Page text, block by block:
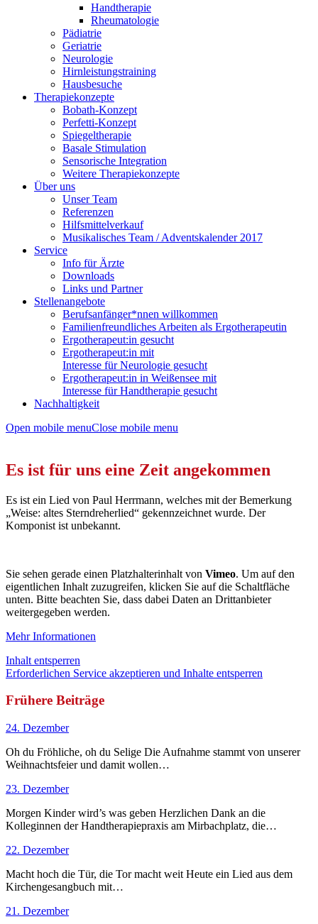
Handtherapie
Rheumatologie
Pädiatrie
Geriatrie
Neurologie
Hirnleistungstraining
Hausbesuche
Therapiekonzepte
Bobath-Konzept
Perfetti-Konzept
Spiegeltherapie
Basale Stimulation
Sensorische Integration
Weitere Therapiekonzepte
Über uns
Unser Team
Referenzen
Hilfsmittelverkauf
Musikalisches Team / Adventskalender 2017
Service
Info für Ärzte
Downloads
Links und Partner
Stellenangebote
Berufsanfänger*nnen willkommen
Familienfreundliches Arbeiten als Ergotherapeutin
Ergotherapeut:in gesucht
Ergotherapeut:in mit
Interesse für Neurologie gesucht
Ergotherapeut:in in Weißensee mit
Interesse für Handtherapie gesucht
Nachhaltigkeit
Open mobile menuClose mobile menu
Es ist für uns eine Zeit angekommen
Es ist ein Lied von Paul Herrmann, welches mit der Bemerkung
„Weise: altes Sterndreherlied“ gekennzeichnet wurde. Der
Komponist ist unbekannt.
Sie sehen gerade einen Platzhalterinhalt von Vimeo. Um auf den
eigentlichen Inhalt zuzugreifen, klicken Sie auf die Schaltfläche
unten. Bitte beachten Sie, dass dabei Daten an Drittanbieter
weitergegeben werden.
Mehr Informationen
Inhalt entsperren
Erforderlichen Service akzeptieren und Inhalte entsperren
Frühere Beiträge
24. Dezember
Oh du Fröhliche, oh du Selige Die Aufnahme stammt von unserer
Weihnachtsfeier und damit wollen…
23. Dezember
Morgen Kinder wird’s was geben Herzlichen Dank an die
Kolleginnen der Handtherapiepraxis am Mirbachplatz, die…
22. Dezember
Macht hoch die Tür, die Tor macht weit Heute ein Lied aus dem
Kirchengesangbuch mit…
21. Dezember